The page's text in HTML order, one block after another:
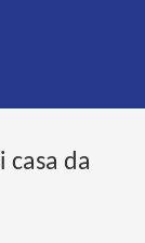
casa da